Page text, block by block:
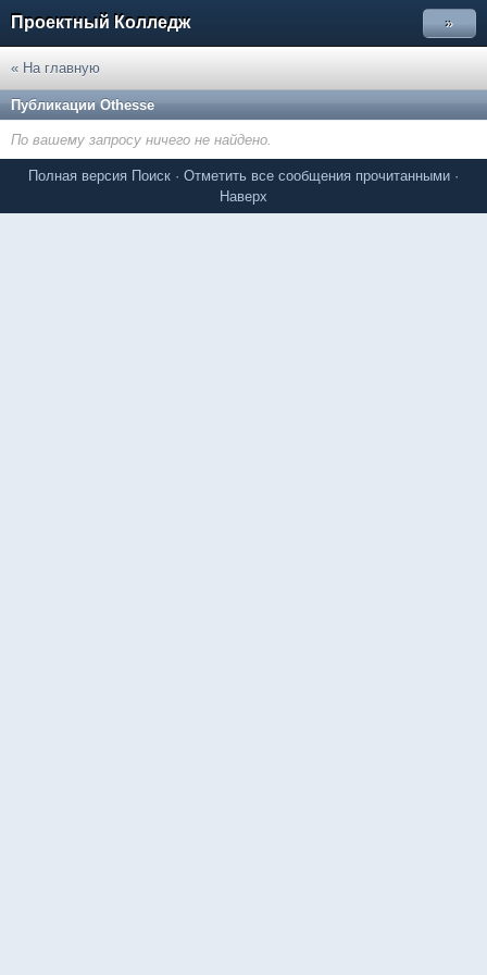
Проектный Колледж »
« На главную
Публикации Othesse
По вашему запросу ничего не найдено.
Полная версия Поиск · Отметить все сообщения прочитанными ·
Наверх